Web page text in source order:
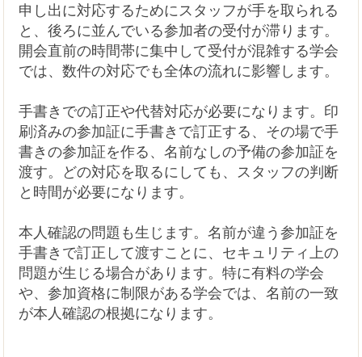
申し出に対応するためにスタッフが手を取られる
と、後ろに並んでいる参加者の受付が滞ります。
開会直前の時間帯に集中して受付が混雑する学会
では、数件の対応でも全体の流れに影響します。
手書きでの訂正や代替対応が必要になります。印
刷済みの参加証に手書きで訂正する、その場で手
書きの参加証を作る、名前なしの予備の参加証を
渡す。どの対応を取るにしても、スタッフの判断
と時間が必要になります。
本人確認の問題も生じます。名前が違う参加証を
手書きで訂正して渡すことに、セキュリティ上の
問題が生じる場合があります。特に有料の学会
や、参加資格に制限がある学会では、名前の一致
が本人確認の根拠になります。